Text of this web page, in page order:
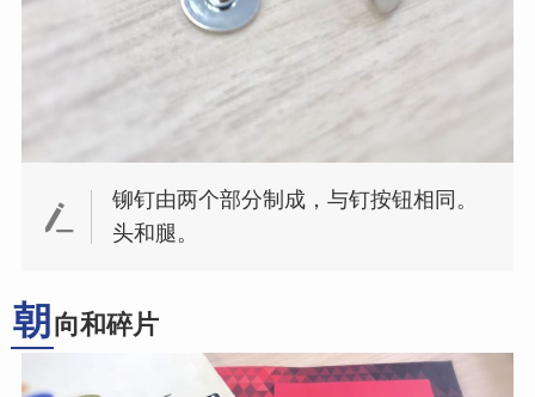
铆钉由两个部分制成，与钉按钮相同。
头和腿。
朝 向和碎片